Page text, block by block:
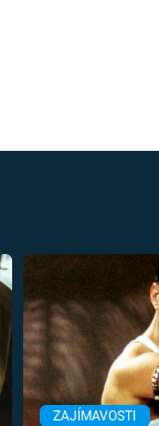
ZAJÍMAVOSTI